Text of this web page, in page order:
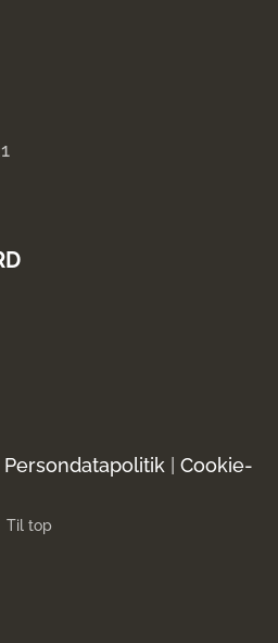
Persondatapolitik
Cookie-
Til top